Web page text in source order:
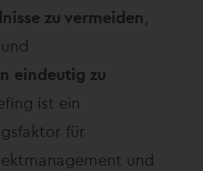
zu vermeiden,
und
eindeutig zu
ist ein
für
und